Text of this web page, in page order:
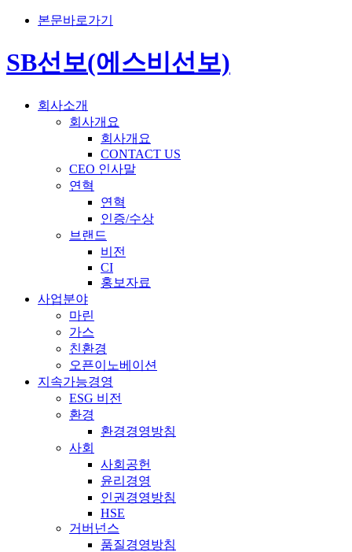
본문바로가기
SB선보(에스비선보)
회사소개
회사개요
회사개요
CONTACT US
CEO 인사말
연혁
연혁
인증/수상
브랜드
비전
CI
홍보자료
사업분야
마린
가스
친환경
오픈이노베이션
지속가능경영
ESG 비전
환경
환경경영방침
사회
사회공헌
윤리경영
인권경영방침
HSE
거버넌스
품질경영방침